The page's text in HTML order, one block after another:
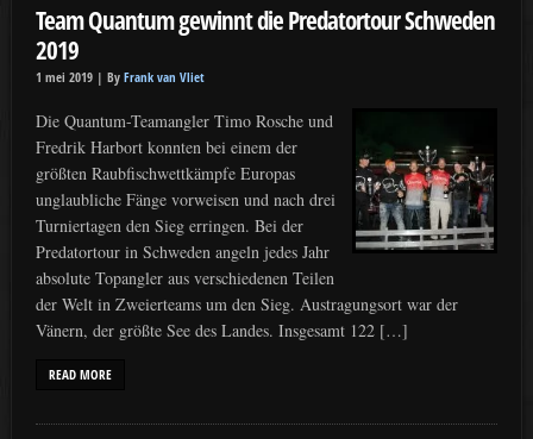
Team Quantum gewinnt die Predatortour Schweden
2019
1 mei 2019 | By Frank van Vliet
Die Quantum-Teamangler Timo Rosche und
Fredrik Harbort konnten bei einem der
größten Raubfischwettkämpfe Europas
unglaubliche Fänge vorweisen und nach drei
Turniertagen den Sieg erringen. Bei der
Predatortour in Schweden angeln jedes Jahr
absolute Topangler aus verschiedenen Teilen
der Welt in Zweierteams um den Sieg. Austragungsort war der
Vänern, der größte See des Landes. Insgesamt 122 […]
READ MORE